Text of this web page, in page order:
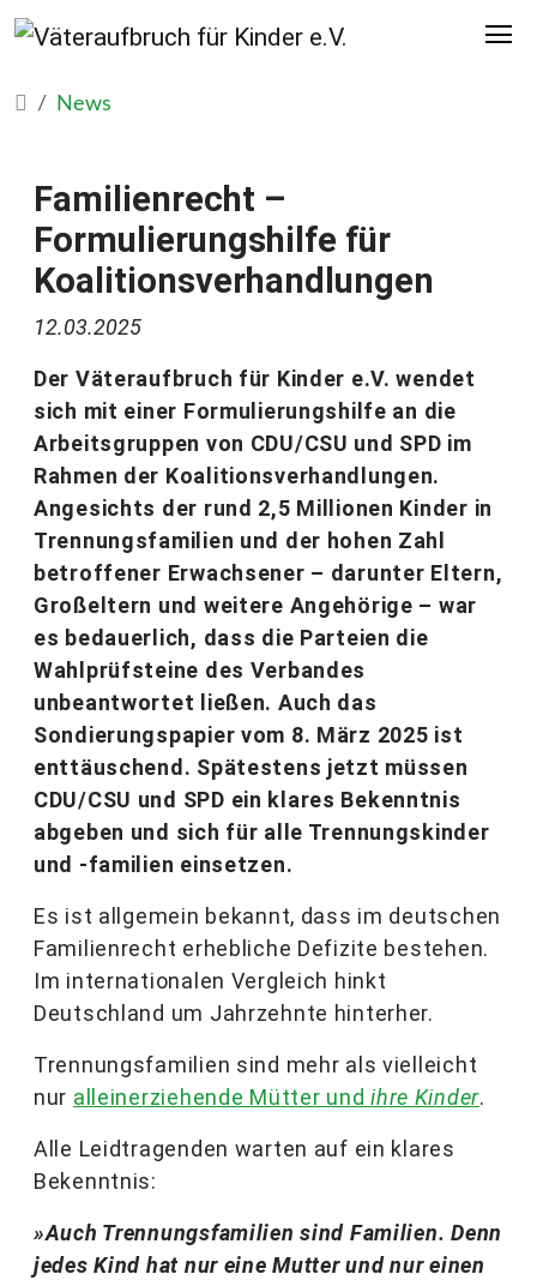
News
Familienrecht –
Formulierungshilfe für
Koalitionsverhandlungen
12.03.2025
Der Väteraufbruch für Kinder e.V. wendet
sich mit einer Formulierungshilfe an die
Arbeitsgruppen von CDU/CSU und SPD im
Rahmen der Koalitionsverhandlungen.
Angesichts der rund 2,5 Millionen Kinder in
Trennungsfamilien und der hohen Zahl
betroffener Erwachsener – darunter Eltern,
Großeltern und weitere Angehörige – war
es bedauerlich, dass die Parteien die
Wahlprüfsteine des Verbandes
unbeantwortet ließen. Auch das
Sondierungspapier vom 8. März 2025 ist
enttäuschend. Spätestens jetzt müssen
CDU/CSU und SPD ein klares Bekenntnis
abgeben und sich für alle Trennungskinder
und -familien einsetzen.
Es ist allgemein bekannt, dass im deutschen
Familienrecht erhebliche Defizite bestehen.
Im internationalen Vergleich hinkt
Deutschland um Jahrzehnte hinterher.
Trennungsfamilien sind mehr als vielleicht
nur alleinerziehende Mütter undihre Kinder.
Alle Leidtragenden warten auf ein klares
Bekenntnis:
»Auch Trennungsfamilien sind Familien. Denn
jedes Kind hat nur eine Mutter und nur einen